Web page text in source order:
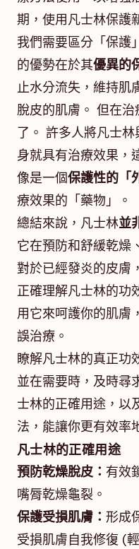
期，使用凡士林保護
我們需要區分「保護
的優勢在於其優異的
止水分流失，維持肌
脫皮的肌膚。 但在
了。 許多人將凡士
身就具有治療效果，
像是一個保護性的「
療效果的「藥物」。
總結來說，凡士林並
它在預防和舒緩乾燥
對於已經發炎的皮膚
正確理解凡士林的功
用它來呵護你的肌膚
誤治療。
瞭解凡士林的真正功
並在需要時，及時尋
士林的正確用途，以
法，能讓你更有效率
凡士林的正確用途
預防乾燥脫皮： 有效
嘴脣乾燥龜裂。
保護受損肌膚： 形成
受損肌膚自我修復 (